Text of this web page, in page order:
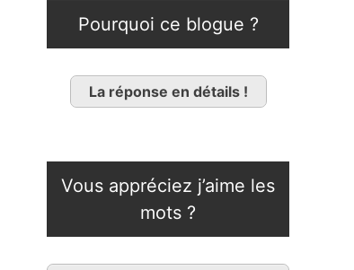
Pourquoi ce blogue ?
La réponse en détails !
Vous appréciez j’aime les
mots ?